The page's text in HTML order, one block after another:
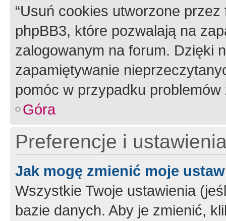
“Usuń cookies utworzone
phpBB3, które pozwalają na
zalogowanym na forum. Dzięki
zapamiętywanie
pomóc w przypadku
Góra
Preferencje i
Jak mogę zmienić moje
Wszystkie Twoje ustawienia
bazie danych. Aby je zmienić,